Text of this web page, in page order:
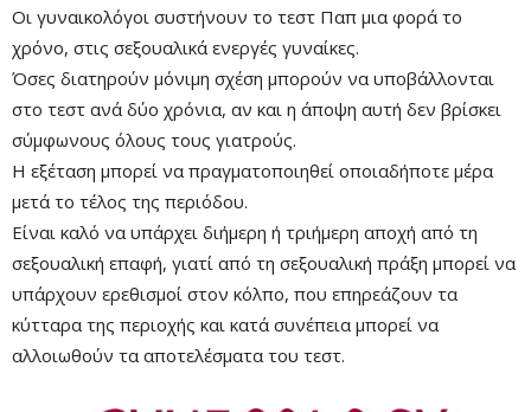
Οι γυναικολόγοι συστήνουν το τεστ Παπ μια φορά το
χρόνο, στις σεξουαλικά ενεργές γυναίκες.
Όσες διατηρούν μόνιμη σχέση μπορούν να υποβάλλονται
στο τεστ ανά δύο χρόνια, αν και η άποψη αυτή δεν βρίσκει
σύμφωνους όλους τους γιατρούς.
Η εξέταση μπορεί να πραγματοποιηθεί οποιαδήποτε μέρα
μετά το τέλος της περιόδου.
Είναι καλό να υπάρχει διήμερη ή τριήμερη αποχή από τη
σεξουαλική επαφή, γιατί από τη σεξουαλική πράξη μπορεί να
υπάρχουν ερεθισμοί στον κόλπο, που επηρεάζουν τα
κύτταρα της περιοχής και κατά συνέπεια μπορεί να
αλλοιωθούν τα αποτελέσματα του τεστ.